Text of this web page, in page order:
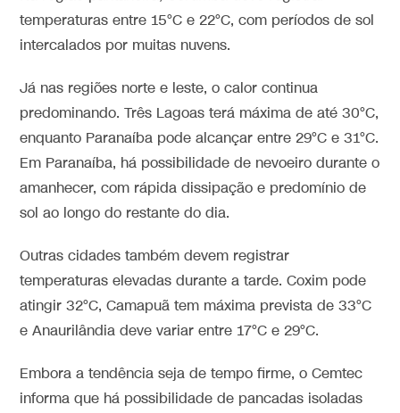
temperaturas entre 15°C e 22°C, com períodos de sol
intercalados por muitas nuvens.
Já nas regiões norte e leste, o calor continua
predominando. Três Lagoas terá máxima de até 30°C,
enquanto Paranaíba pode alcançar entre 29°C e 31°C.
Em Paranaíba, há possibilidade de nevoeiro durante o
amanhecer, com rápida dissipação e predomínio de
sol ao longo do restante do dia.
Outras cidades também devem registrar
temperaturas elevadas durante a tarde. Coxim pode
atingir 32°C, Camapuã tem máxima prevista de 33°C
e Anaurilândia deve variar entre 17°C e 29°C.
Embora a tendência seja de tempo firme, o Cemtec
informa que há possibilidade de pancadas isoladas